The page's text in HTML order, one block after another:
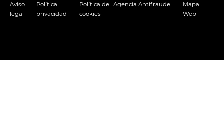
Aviso
legal
Política
privacidad
Política de
cookies
Agencia Antifraude
Mapa
Web